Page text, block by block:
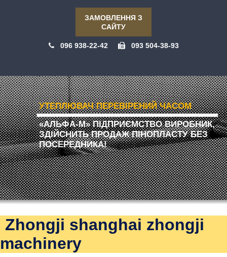
ЗАМОВЛЕННЯ З
САЙТУ
096 938-22-42 093 504-38-93
УТЕПЛЮВАЧ ПЕРЕВІРЕНИЙ ЧАСОМ
«АЛЬФА-М» ПІДПРИЄМСТВО ВИРОБНИК,
ЗДІЙСНИТЬ ПРОДАЖ ПІНОПЛАСТУ БЕЗ
ПОСЕРЕДНИКА!
Zhongji shanghai zhongji
machinery